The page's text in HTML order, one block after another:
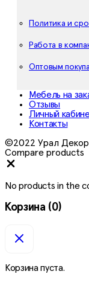
Политика и
Работа в
Оптовым
Мебель на
Отзывы
Личный
Контакты
©2022 Урал Декор
Compare products
No products in the
Корзина (0)
Корзина пуста.